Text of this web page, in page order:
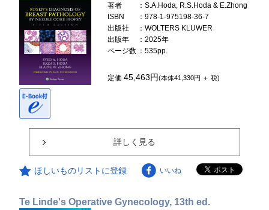
著者
：S.A.Hoda, R.S.Hoda & E.Zhong
ISBN
：978-1-975198-36-7
出版社
：WOLTERS KLUWER
出版年
：2025年
ページ数 ：535pp.
定価45,463円(本体41,330円 ＋ 税)
詳しく見る
ほしいものリストに登録 いいね
Te Linde's Operative Gynecology, 13th ed.